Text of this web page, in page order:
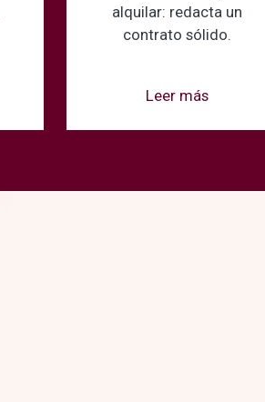
alquilar: redacta un
contrato sólido.
Leer más